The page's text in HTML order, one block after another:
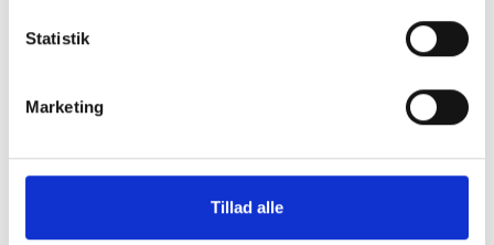
Statistik
Marketing
Tillad alle
facilitetspolitikker